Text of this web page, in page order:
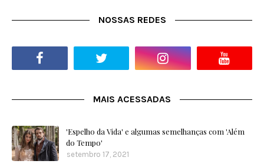
NOSSAS REDES
MAIS ACESSADAS
'Espelho da Vida' e algumas semelhanças com 'Além
do Tempo'
setembro 17, 2021